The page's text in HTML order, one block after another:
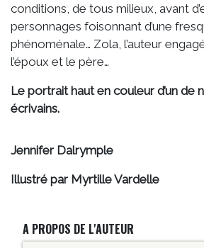
conditions, de tous milieux, avant
personnages foisonnant d’une
phénoménale… Zola, l’auteur engagé
l’époux et le père…
Le portrait haut en couleur d’un de
écrivains.
Jennifer Dalrymple
Illustré par Myrtille Vardelle
A PROPOS DE L'AUTEUR